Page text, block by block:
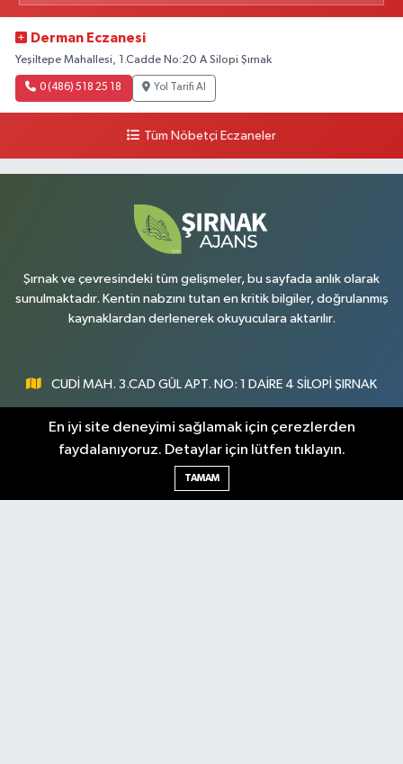
Derman Eczanesi
Yeşiltepe Mahallesi, 1.Cadde No:20 A Silopi Şırnak
0 (486) 518 25 18 Yol Tarifi Al
Tüm Nöbetçi Eczaneler
Şırnak ve çevresindeki tüm gelişmeler, bu sayfada anlık olarak
sunulmaktadır. Kentin nabzını tutan en kritik bilgiler, doğrulanmış
kaynaklardan derlenerek okuyuculara aktarılır.
CUDİ MAH. 3.CAD GÜL APT. NO: 1 DAİRE 4 SİLOPİ ŞIRNAK
0547 300 73 73
[email protected]
En iyi site deneyimi sağlamak için çerezlerden
faydalanıyoruz. Detaylar için lütfen tıklayın.
TAMAM